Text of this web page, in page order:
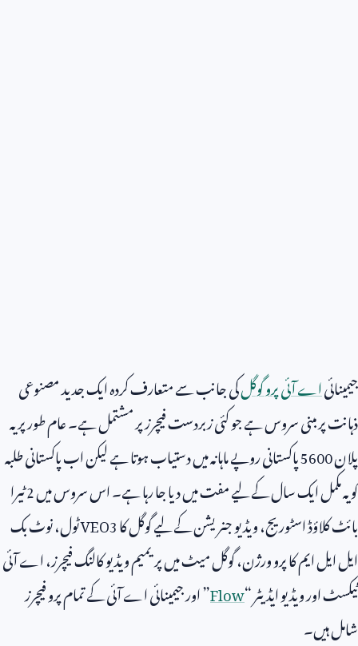
جیمینائیاے آئی پرو گوگلکی جانب سے متعارف کردہ ایک جدید مصنوعی
ذہانت پر مبنی سروس ہے جو کئی زبردست فیچرز پر مشتمل ہے۔ عام طور پر یہ
پلان5600پاکستانی روپے ماہانہ میں دستیاب ہوتا ہے لیکن اب پاکستانی طلبہ
کو یہ مکمل ایک سال کے لیے مفت میں دیا جا رہا ہے۔ اس سروس میں2ٹیرا
بائٹ کلاؤڈ اسٹوریج، ویڈیو جنریشن کے لیے گوگل کاVEO3ٹول، نوٹ بک
ایل ایل ایم کا پرو ورژن، گوگل میٹ میں پریمیم ویڈیو کالنگ فیچرز، اے آئی
ٹیکسٹ اور ویڈیو ایڈیٹر “Flow” اور جیمینائی اے آئی کے تمام پرو فیچرز
شامل ہیں۔